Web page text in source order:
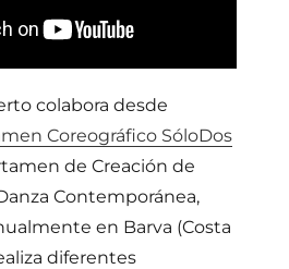
colabora desde
Coreográfico SóloDos
de Creación de
Contemporánea,
en Barva (Costa
diferentes